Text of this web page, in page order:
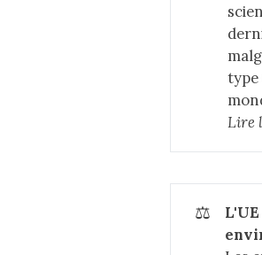
type
Lire
⚖️